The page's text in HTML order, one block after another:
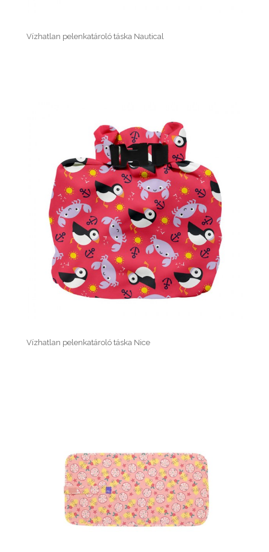
Vízhatlan pelenkatároló táska Nautical
Vízhatlan pelenkatároló táska Nice